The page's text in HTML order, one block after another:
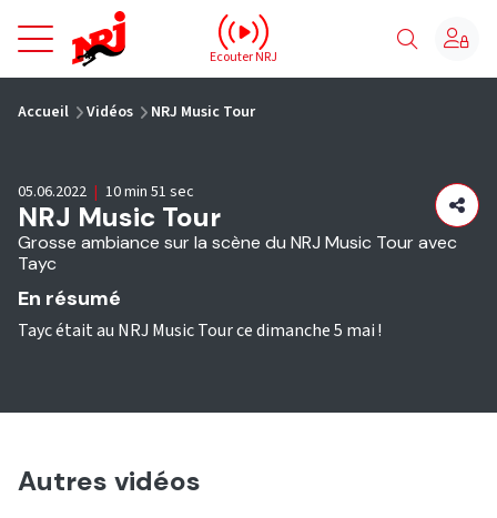
NRJ - Accueil
Ecouter NRJ
Accueil Vidéos NRJ Music Tour
NRJ Music Tour
Grosse ambiance sur la scène du NRJ Music Tour avec
Tayc
05.06.2022 | 10 min 51 sec
En résumé
Tayc était au NRJ Music Tour ce dimanche 5 mai !
Autres vidéos